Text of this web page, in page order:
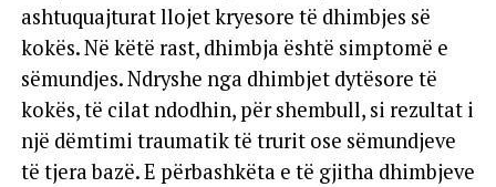
ashtuquajturat llojet kryesore të dhimbjes së
kokës. Në këtë rast, dhimbja është simptomë e
sëmundjes. Ndryshe nga dhimbjet dytësore të
kokës, të cilat ndodhin, për shembull, si rezultat i
një dëmtimi traumatik të trurit ose sëmundjeve
të tjera bazë. E përbashkëta e të gjitha dhimbjeve